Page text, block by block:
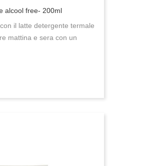
alcool free- 200ml
il latte detergente termale
mattina e sera con un